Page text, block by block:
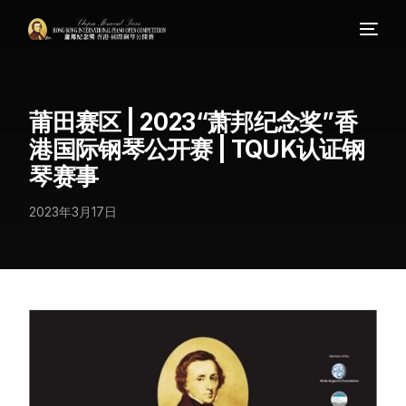
莆田赛区 | 2023“萧邦纪念奖”香
港国际钢琴公开赛 | TQUK认证钢
琴赛事
2023年3月17日